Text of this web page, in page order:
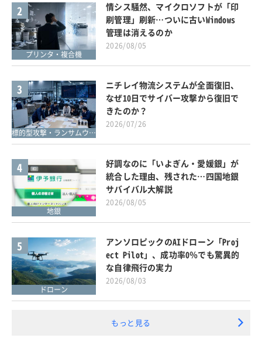
2
プリンタ・複合機
情シス騒然、マイクロソフトが「印
刷管理」刷新…ついに古いWindows
管理は消えるのか
2026/08/05
3
標的型攻撃・ランサムウェア対策
ニチレイ物流システムが全面復旧、
なぜ10日でサイバー攻撃から復旧で
きたのか？
2026/07/26
4
地銀
好調なのに「いよぎん・愛媛銀」が
統合した理由、残された…四国地銀
サバイバル大解説
2026/08/05
5
ドローン
アンソロピックのAIドローン「Proj
ect Pilot」、成功率0％でも驚異的
な自律飛行の実力
2026/08/03
もっと見る